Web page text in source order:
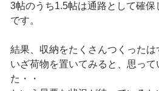
3帖のうち1.5帖は通路として確保
です。
結果、収納をたくさんつくったは
いざ荷物を置いてみると、思っ
た・・